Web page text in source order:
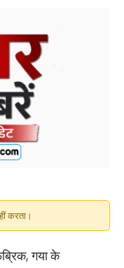
करता।
गया के